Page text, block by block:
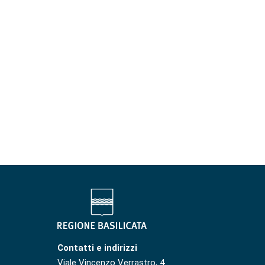
Contatti e indirizzi
Viale Vincenzo Verrastro, 4